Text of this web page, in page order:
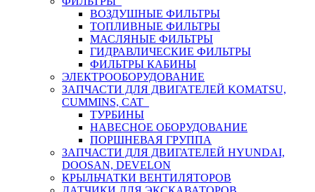
ВОЗДУШНЫЕ ФИЛЬТРЫ
ТОПЛИВНЫЕ ФИЛЬТРЫ
МАСЛЯНЫЕ ФИЛЬТРЫ
ГИДРАВЛИЧЕСКИЕ ФИЛЬТРЫ
ФИЛЬТРЫ КАБИНЫ
ЭЛЕКТРООБОРУДОВАНИЕ
ЗАПЧАСТИ ДЛЯ ДВИГАТЕЛЕЙ KOMATSU,
CUMMINS, CAT
ТУРБИНЫ
НАВЕСНОЕ ОБОРУДОВАНИЕ
ПОРШНЕВАЯ ГРУППА
ЗАПЧАСТИ ДЛЯ ДВИГАТЕЛЕЙ HYUNDAI,
DOOSAN, DEVELON
КРЫЛЬЧАТКИ ВЕНТИЛЯТОРОВ